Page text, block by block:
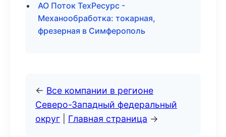
АО Поток ТехРесурс -
Механообработка: токарная,
фрезерная в Симферополь
← Все компании в регионе
Северо-Западный федеральный
округ
Главная страница →